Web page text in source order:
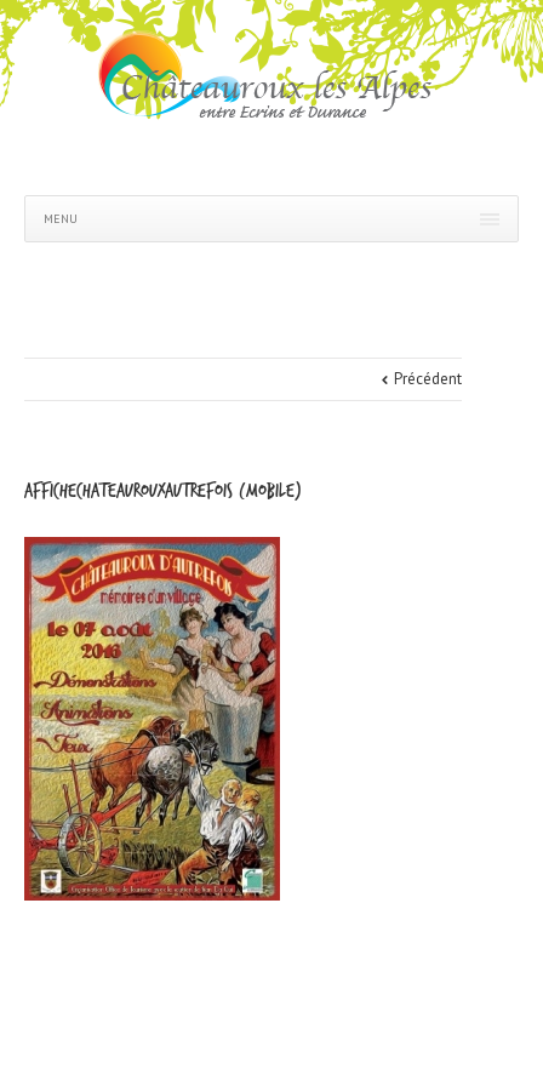
MENU
Précédent
AFFICHEChateaurouxAutrefois (Mobile)